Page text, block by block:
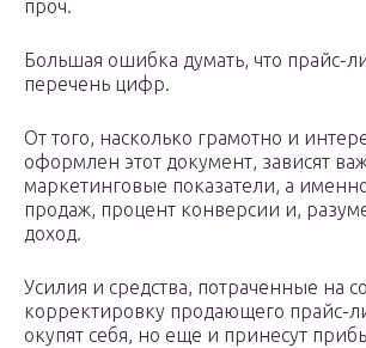
проч.
Большая ошибка думать, что прайс-
перечень цифр.
От того, насколько грамотно и
оформлен этот документ, зависят
маркетинговые показатели, а
продаж, процент конверсии и,
доход.
Усилия и средства, потраченные на
корректировку продающего прайс-
окупят себя, но еще и принесут